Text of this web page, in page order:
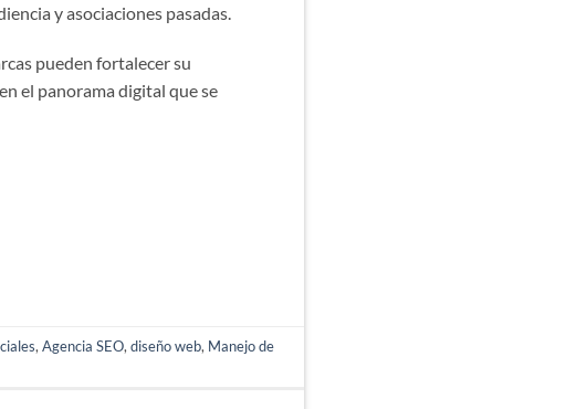
y asociaciones pasadas.
pueden fortalecer su
el panorama digital que se
, Agencia SEO, diseño web, Manejo de